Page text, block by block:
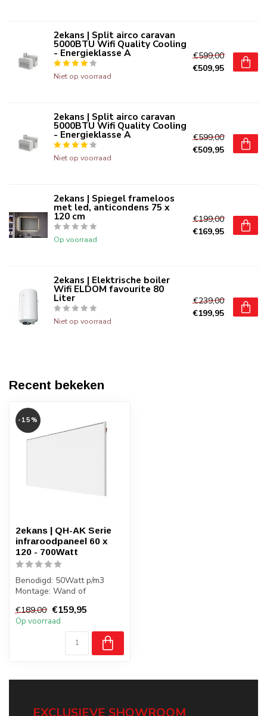
2ekans | Split airco caravan
5000BTU Wifi Quality Cooling
- Energieklasse A
Niet op voorraad
€599,00
€509,95
2ekans | Split airco caravan
5000BTU Wifi Quality Cooling
- Energieklasse A
Niet op voorraad
€599,00
€509,95
2ekans | Spiegel frameloos
met led, anticondens 75 x
120 cm
Op voorraad
€199,00
€169,95
2ekans | Elektrische boiler
Wifi ELDOM favourite 80
Liter
Niet op voorraad
€239,00
€199,95
Recent bekeken
-15%
2ekans | QH-AK Serie
infraroodpaneel 60 x
120 - 700Watt
Benodigd: 50Watt p/m3
Montage: Wand of
Gewicht: 6 kilo
Badkamer: J...
€189,00 €159,95
Op voorraad